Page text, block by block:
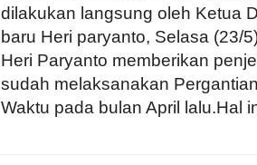
dilakukan langsung oleh Ketua
baru Heri paryanto, Selasa (23/
Heri Paryanto memberikan
sudah melaksanakan
Waktu pada bulan April lalu.Hal